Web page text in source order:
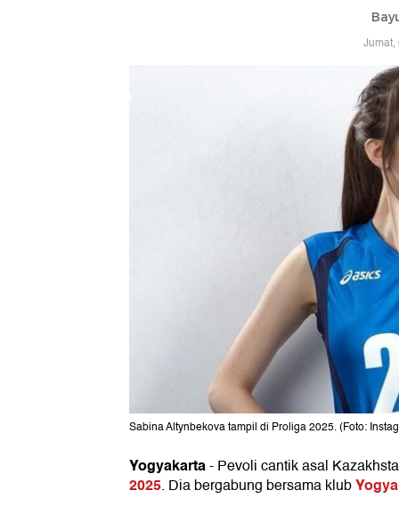
Jumat,
Sabina Altynbekova tampil di Proliga 2025. (Foto:
Yogyakarta-Pevoli cantik asal
2025. Dia bergabung bersama klub